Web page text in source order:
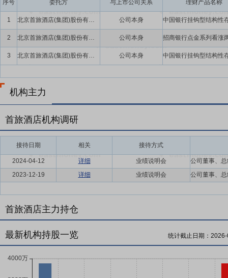
序号 委托方 与上市公司关系 理财产品名称
1 北京首旅酒店(集团)股份有限公司 公司本身
2 北京首旅酒店(集团)股份有限公司 公司本身
3 北京首旅酒店(集团)股份有限公司 公司本身
机构主力
首旅酒店机构调研
接待日期 相关 接待方式
2024-04-12 详细
业绩说明会
2023-12-19
详细 业绩说明会
首旅酒店主力持仓
最新机构持股一览 统计截止日期：